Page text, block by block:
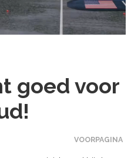
goed voor
VOORPAGINA